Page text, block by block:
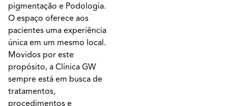
pigmentação e Podologia.
O espaço oferece aos
pacientes uma experiência
única em um mesmo local.
Movidos por este
propósito, a Clínica GW
sempre está em busca de
tratamentos,
procedimentos e